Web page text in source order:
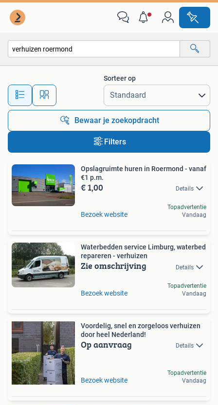
Alle afstanden…
Sorteer op
Bewaar je zoekopdracht
Filters
Opslagruimte huren in Roermond - vanaf
€1 p.m.
€ 1,00 Details
Bezoek website
Topadvertentie
Vandaag
Waterbedden service Limburg, waterbed
repareren - verhuizen
Zie omschrijving Details
Bezoek website
Topadvertentie
Vandaag
Voordelig, snel en zorgeloos verhuizen
door heel Nederland!
Op aanvraag Details
Bezoek website
Topadvertentie
Vandaag